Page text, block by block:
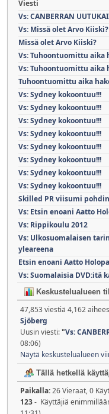
Viesti
Vs: CANBERRAN
Vs: Missä olet Arvo Kiiski?
Missä olet Arvo Kiiski?
Vs: Tuhoontuomittu aika
Vs: Tuhoontuomittu aika
Tuhoontuomittu aika
Vs: Sydney kokoontuu!!!
Vs: Sydney kokoontuu!!!
Vs: Sydney kokoontuu!!!
Vs: Sydney kokoontuu!!!
Vs: Sydney kokoontuu!!!
Vs: Sydney kokoontuu!!!
Vs: Sydney kokoontuu!!!
Vs: Sydney kokoontuu!!!
Skilled PR viisumi
Vs: Etsin enoani Aatto
Vs: Rippikoulu 2012
Vs: Ulkosuomalaisen
yleareena
Etsin enoani Aatto
Vs: Suomalaisia DVD:itä
Keskustelualueen
47,853 viestiä 4,162
Sjöberg
Uusin viesti:"Vs:
08:06)
Näytä keskustelualueen
Tällä hetkellä
Paikalla:26 Vieraat, 0
123- Käyttäjiä